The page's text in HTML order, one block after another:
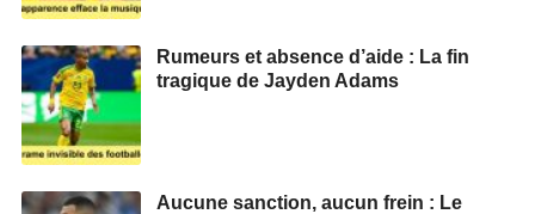
Rumeurs et absence d’aide : La fin
tragique de Jayden Adams
Aucune sanction, aucun frein : Le